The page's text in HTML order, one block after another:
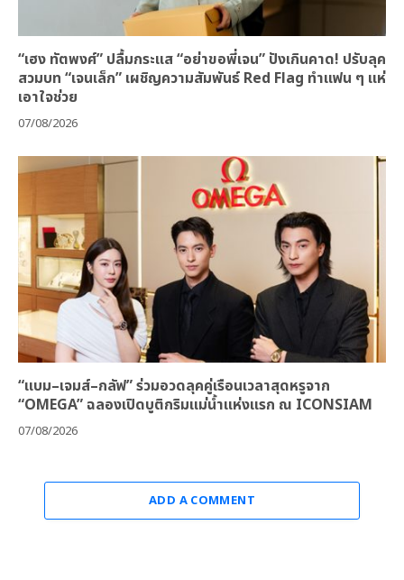
“เฮง ทัตพงศ์” ปลื้มกระแส “อย่าขอพี่เจน” ปังเกินคาด! ปรับลุค
สวมบท “เจนเล็ก” เผชิญความสัมพันธ์ Red Flag ทำแฟน ๆ แห่
เอาใจช่วย
07/08/2026
“แบม–เจมส์–กลัฟ” ร่วมอวดลุคคู่เรือนเวลาสุดหรูจาก
“OMEGA” ฉลองเปิดบูติกริมแม่น้ำแห่งแรก ณ ICONSIAM
07/08/2026
ADD A COMMENT